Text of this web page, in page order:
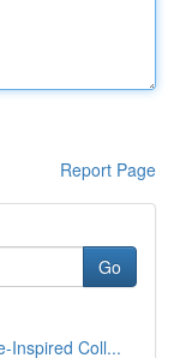
Report Page
Go
Inspired Coll...